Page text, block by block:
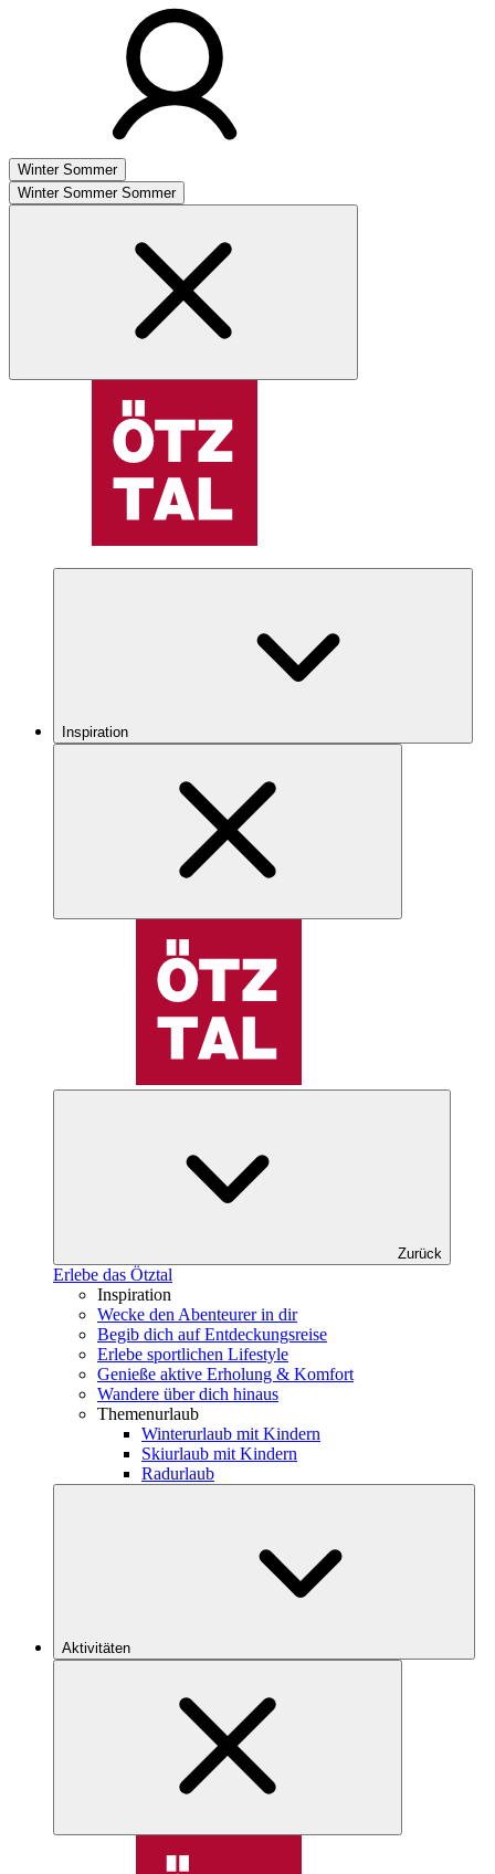
Winter Sommer
Winter Sommer Sommer
Inspiration
Zurück
Erlebe das Ötztal
Inspiration
Wecke den Abenteurer in dir
Begib dich auf Entdeckungsreise
Erlebe sportlichen Lifestyle
Genieße aktive Erholung & Komfort
Wandere über dich hinaus
Themenurlaub
Winterurlaub mit Kindern
Skiurlaub mit Kindern
Radurlaub
Aktivitäten